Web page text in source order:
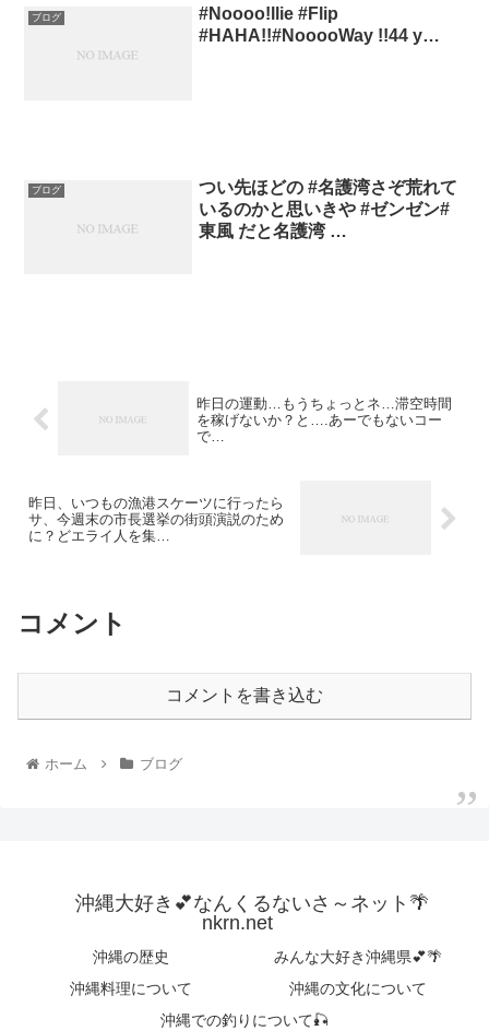
ブログ
#Noooo!llie #Flip
#HAHA!!#NooooWay !!44 y…
ブログ
つい先ほどの #名護湾さぞ荒れて
いるのかと思いきや #ゼンゼン#
東風 だと名護湾 …
昨日の運動…もうちょっとネ…滞空時間
を稼げないか？と….あーでもないコー
で…
昨日、いつもの漁港スケーツに行ったら
サ、今週末の市長選挙の街頭演説のため
に？どエライ人を集…
コメント
コメントを書き込む
ホーム ブログ
沖縄大好き💕なんくるないさ～ネット🌴
nkrn.net
沖縄の歴史
みんな大好き沖縄県💕🌴
沖縄料理について
沖縄の文化について
沖縄での釣りについて🎣